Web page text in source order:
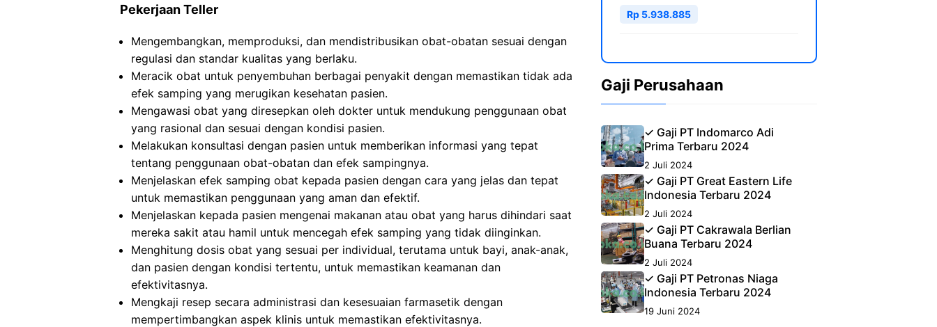
Pekerjaan Teller
Mengembangkan, memproduksi, dan mendistribusikan obat-obatan sesuai dengan
regulasi dan standar kualitas yang berlaku.
Meracik obat untuk penyembuhan berbagai penyakit dengan memastikan tidak ada
efek samping yang merugikan kesehatan pasien.
Mengawasi obat yang diresepkan oleh dokter untuk mendukung penggunaan obat
yang rasional dan sesuai dengan kondisi pasien.
Melakukan konsultasi dengan pasien untuk memberikan informasi yang tepat
tentang penggunaan obat-obatan dan efek sampingnya.
Menjelaskan efek samping obat kepada pasien dengan cara yang jelas dan tepat
untuk memastikan penggunaan yang aman dan efektif.
Menjelaskan kepada pasien mengenai makanan atau obat yang harus dihindari saat
mereka sakit atau hamil untuk mencegah efek samping yang tidak diinginkan.
Menghitung dosis obat yang sesuai per individual, terutama untuk bayi, anak-anak,
dan pasien dengan kondisi tertentu, untuk memastikan keamanan dan
efektivitasnya.
Mengkaji resep secara administrasi dan kesesuaian farmasetik dengan
mempertimbangkan aspek klinis untuk memastikan efektivitasnya.
Rp 5.938.885
Gaji Perusahaan
✓ Gaji PT Indomarco Adi
Prima Terbaru 2024
2 Juli 2024
✓ Gaji PT Great Eastern Life
Indonesia Terbaru 2024
2 Juli 2024
✓ Gaji PT Cakrawala Berlian
Buana Terbaru 2024
2 Juli 2024
✓ Gaji PT Petronas Niaga
Indonesia Terbaru 2024
19 Juni 2024